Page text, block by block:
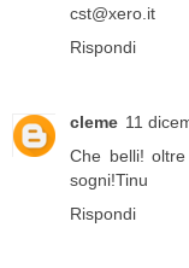
cst@xero.it
Rispondi
cleme 11
Che belli!
sogni!Tinu
Rispondi